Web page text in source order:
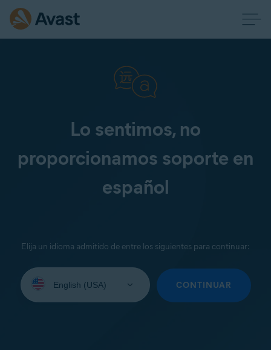
Lo sentimos, no
proporcionamos soporte en
español
Elija un idioma admitido de entre los siguientes para continuar:
su
CONTINUAR